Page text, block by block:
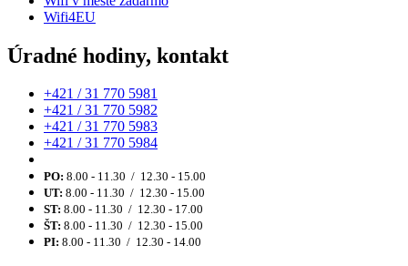
Wifi4EU
Úradné hodiny, kontakt
+421 / 31 770 5981
+421 / 31 770 5982
+421 / 31 770 5983
+421 / 31 770 5984
PO: 8.00 - 11.30 / 12.30 - 15.00
UT: 8.00 - 11.30 / 12.30 - 15.00
ST: 8.00 - 11.30 / 12.30 - 17.00
ŠT: 8.00 - 11.30 / 12.30 - 15.00
PI: 8.00 - 11.30 / 12.30 - 14.00